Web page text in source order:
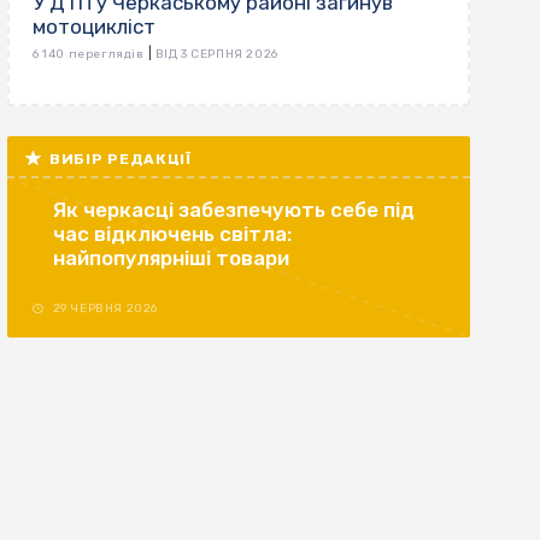
мотоцикліст
6 140 переглядів ВІД 3 СЕРПНЯ 2026
ВИБІР РЕДАКЦІЇ
Як черкасці забезпечують себе під
час відключень світла:
найпопулярніші товари
29 ЧЕРВНЯ 2026